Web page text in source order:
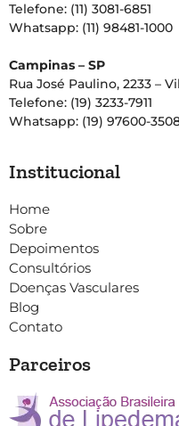
Telefone: (11) 3081-6851
Whatsapp: (11) 98481-1000
Campinas – SP
Rua José Paulino, 2233 –
Telefone: (19) 3233-7911
Whatsapp: (19) 97600-
Institucional
Home
Sobre
Depoimentos
Consultórios
Doenças Vasculares
Blog
Contato
Parceiros